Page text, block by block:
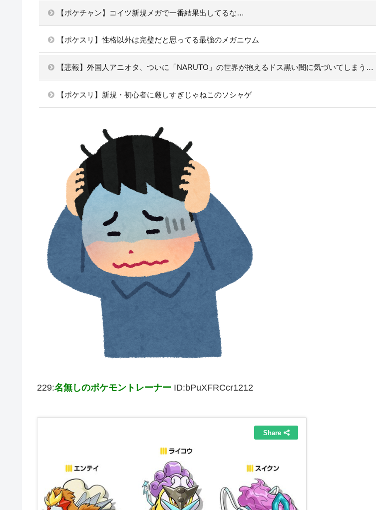
【ポケチャン】コイツ新規メガで一番結果出してるな…
【ポケスリ】性格以外は完璧だと思ってる最強のメガニウム
【悲報】外国人アニオタ、ついに「NARUTO」の世界が抱えるドス黒い闇に気づいてしまう…
【ポケスリ】新規・初心者に厳しすぎじゃねこのソシャゲ
229:名無しのポケモントレーナー ID:bPuXFRCcr1212